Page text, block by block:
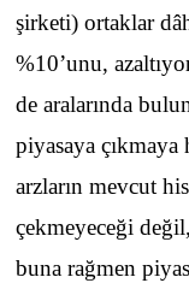
şirketi) ortaklar
%10’unu,
de aralarında
piyasaya çıkmaya
arzların mevcut
çekmeyeceği
buna rağmen